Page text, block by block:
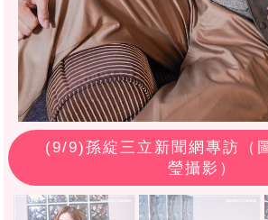
(9/9)孫綻三立新聞網專訪（
瑩攝影）